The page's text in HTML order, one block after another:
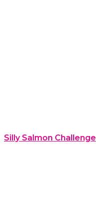
Silly Salmon Challenge